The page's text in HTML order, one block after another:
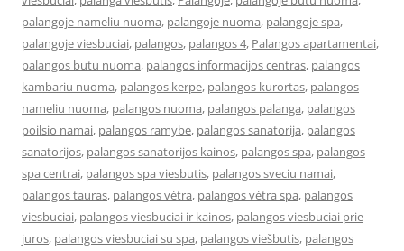
palangoje nameliu nuoma, palangoje nuoma, palangoje spa,
palangoje viesbuciai, palangos, palangos 4, Palangos apartamentai,
palangos butu nuoma, palangos informacijos centras, palangos
kambariu nuoma, palangos kerpe, palangos kurortas, palangos
nameliu nuoma, palangos nuoma, palangos palanga, palangos
poilsio namai, palangos ramybe, palangos sanatorija, palangos
sanatorijos, palangos sanatorijos kainos, palangos spa, palangos
spa centrai, palangos spa viesbutis, palangos sveciu namai,
palangos tauras, palangos vėtra, palangos vėtra spa, palangos
viesbuciai, palangos viesbuciai ir kainos, palangos viesbuciai prie
juros, palangos viesbuciai su spa, palangos viešbutis, palangos